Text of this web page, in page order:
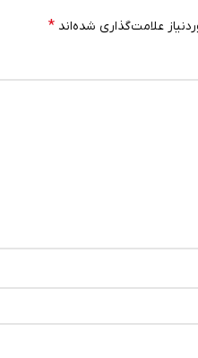
علامت‌گذاری شده‌اند *